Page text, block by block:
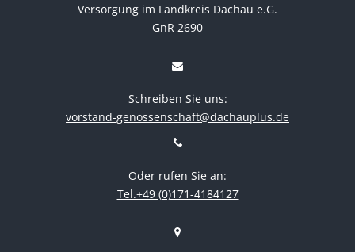
Versorgung im Landkreis Dachau e.G.
GnR 2690
Schreiben Sie uns:
vorstand-genossenschaft@dachauplus.de
Oder rufen Sie an:
Tel.+49 (0)171-4184127